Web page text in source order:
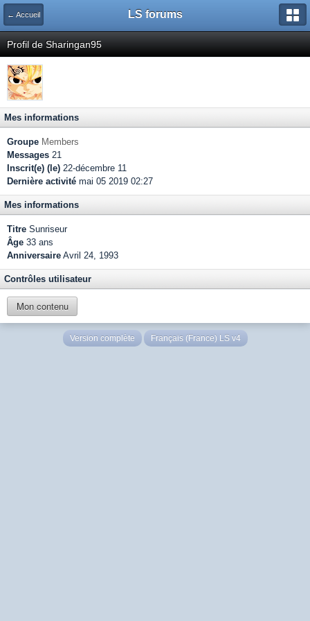
← Accueil LS forums
Profil de Sharingan95
Mes informations
Groupe Members
Messages 21
Inscrit(e) (le) 22-décembre 11
Dernière activité mai 05 2019 02:27
Mes informations
Titre Sunriseur
Âge 33 ans
Anniversaire Avril 24, 1993
Contrôles utilisateur
Mon contenu
Version complète Français (France) LS v4